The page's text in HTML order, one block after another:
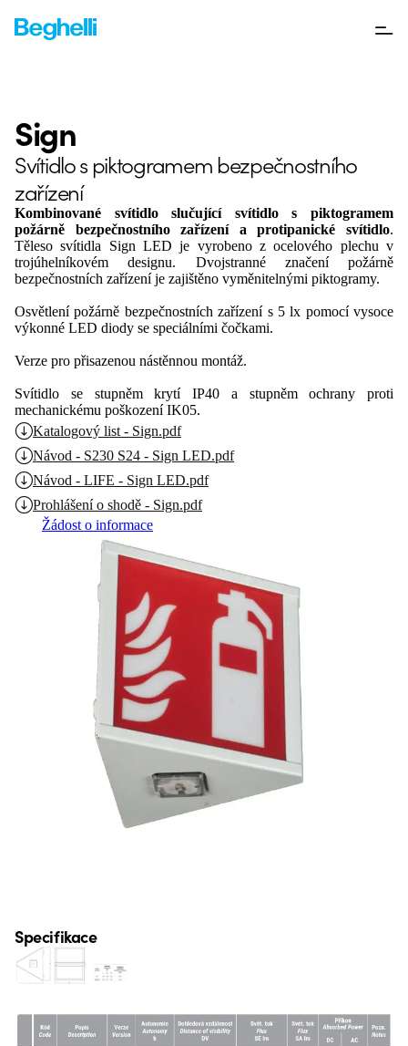
Sign
Svítidlo s piktogramem bezpečnostního
zařízení
Kombinované svítidlo slučující svítidlo s piktogramem
požárně bezpečnostního zařízení a protipanické svítidlo.
Těleso svítidla Sign LED je vyrobeno z ocelového plechu v
trojúhelníkovém designu. Dvojstranné značení požárně
bezpečnostních zařízení je zajištěno vyměnitelnými piktogramy.
Osvětlení požárně bezpečnostních zařízení s 5 lx pomocí vysoce
výkonné LED diody se speciálními čočkami.
Verze pro přisazenou nástěnnou montáž.
Svítidlo se stupněm krytí IP40 a stupněm ochrany proti
mechanickému poškození IK05.
Katalogový list - Sign.pdf
Návod - S230 S24 - Sign LED.pdf
Návod - LIFE - Sign LED.pdf
Prohlášení o shodě - Sign.pdf
Žádost o informace
Specifikace